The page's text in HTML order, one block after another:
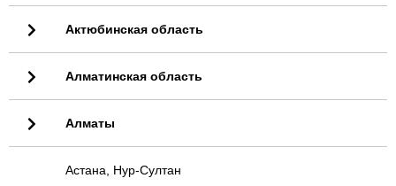
Актюбинская область
Алматинская область
Алматы
Астана, Нур-Султан